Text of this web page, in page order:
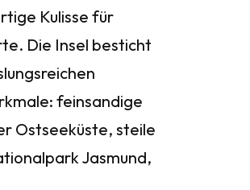
Kulisse für
Die Insel besticht
feinsandige
Ostseeküste, steile
Jasmund,